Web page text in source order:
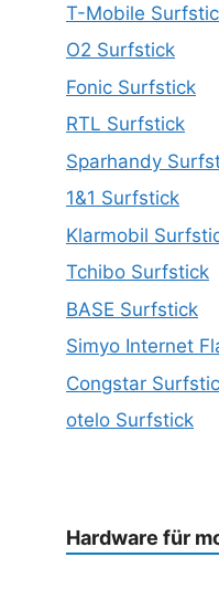
T-Mobile
O2 Surfstick
Fonic Surfstick
RTL Surfstick
Sparhandy
1&1 Surfstick
Klarmobil
Tchibo Surfstick
BASE Surfstick
Simyo Internet
Congstar
otelo Surfstick
Hardware für